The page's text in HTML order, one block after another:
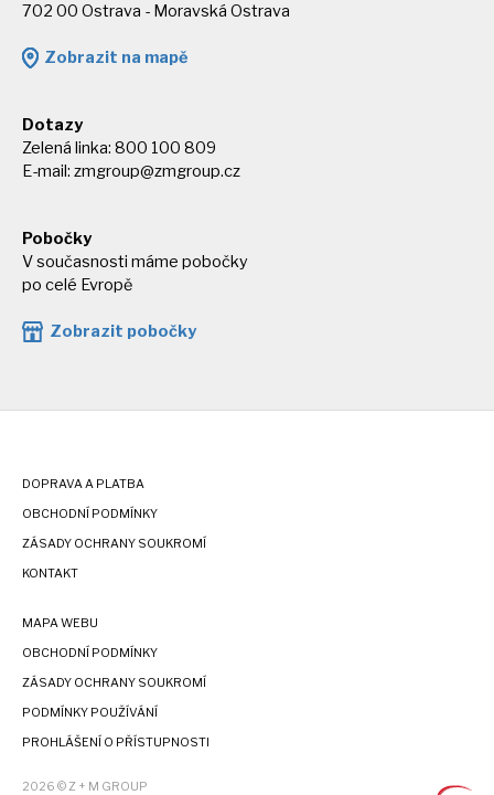
702 00 Ostrava - Moravská Ostrava
Zobrazit na mapě
Dotazy
Zelená linka: 800 100 809
E-mail: zmgroup@zmgroup.cz
Pobočky
V současnosti máme pobočky
po celé Evropě
Zobrazit pobočky
DOPRAVA A PLATBA
OBCHODNÍ PODMÍNKY
ZÁSADY OCHRANY SOUKROMÍ
KONTAKT
MAPA WEBU
OBCHODNÍ PODMÍNKY
ZÁSADY OCHRANY SOUKROMÍ
PODMÍNKY POUŽÍVÁNÍ
PROHLÁŠENÍ O PŘÍSTUPNOSTI
2026 © Z + M GROUP